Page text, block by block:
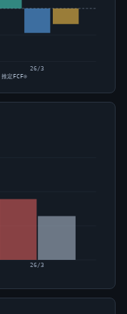
26/3
推定FCF⊙
26/3